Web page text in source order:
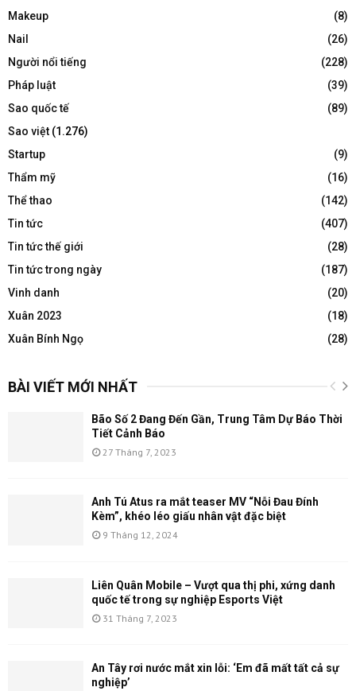
Makeup
(8)
Nail
(26)
Người nổi tiếng
(228)
Pháp luật
(39)
Sao quốc tế
(89)
Sao việt (1.276)
Startup
(9)
Thẩm mỹ
(16)
Thể thao
(142)
Tin tức
(407)
Tin tức thế giới
(28)
Tin tức trong ngày
(187)
Vinh danh
(20)
Xuân 2023
(18)
Xuân Bính Ngọ
(28)
BÀI VIẾT MỚI NHẤT
Bão Số 2 Đang Đến Gần, Trung Tâm Dự Báo Thời
Tiết Cảnh Báo
27 Tháng 7, 2023
Anh Tú Atus ra mắt teaser MV “Nỗi Đau Đính
Kèm”, khéo léo giấu nhân vật đặc biệt
9 Tháng 12, 2024
Liên Quân Mobile – Vượt qua thị phi, xứng danh
quốc tế trong sự nghiệp Esports Việt
31 Tháng 7, 2023
An Tây rơi nước mắt xin lỗi: ‘Em đã mất tất cả sự
nghiệp’